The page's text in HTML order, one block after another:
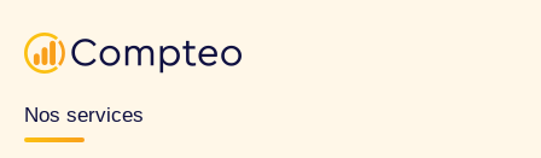
Nos services